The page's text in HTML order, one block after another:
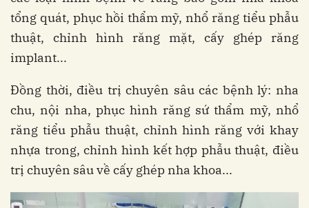
tổng quát, phục hồi thẩm mỹ, nhổ răng tiểu phẫu
thuật, chỉnh hình răng mặt, cấy ghép răng
implant...
Đồng thời, điều trị chuyên sâu các bệnh lý: nha
chu, nội nha, phục hình răng sứ thẩm mỹ, nhổ
răng tiểu phẫu thuật, chỉnh hình răng với khay
nhựa trong, chỉnh hình kết hợp phẫu thuật, điều
trị chuyên sâu về cấy ghép nha khoa...